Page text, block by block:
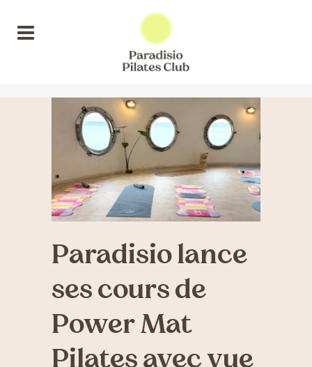
Paradisio lance
ses cours de
Power Mat
Pilates avec vue